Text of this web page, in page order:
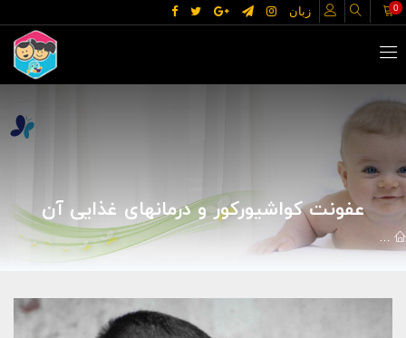
زبان 0
عفونت کواشیورکور و درمانهای غذایی آن
علوم پزشکی عفونت کواشیورکور و درمانهای